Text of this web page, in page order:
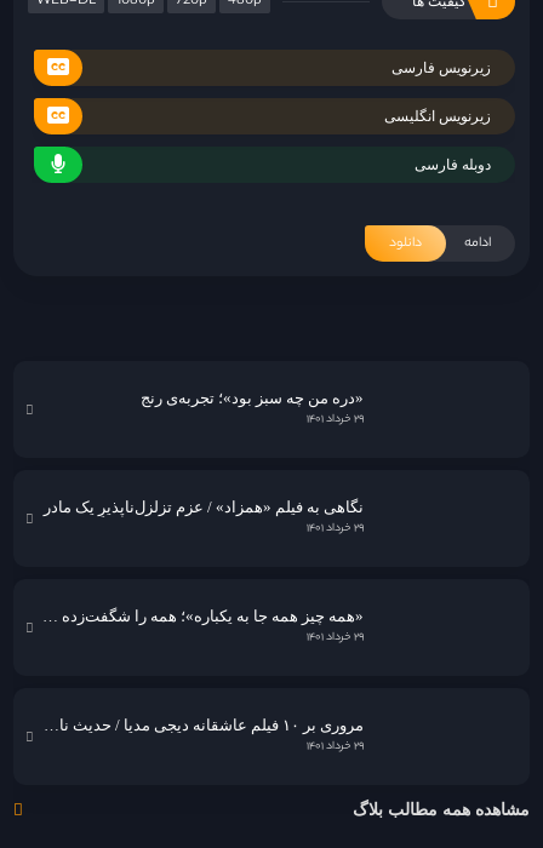
زیرنویس فارسی
زیرنویس انگلیسی
دوبله فارسی
ادامه دانلود
«دره من چه سبز بود»؛ تجربه‌ی رنج
۲۹ خرداد ۱۴۰۱
نگاهی به فيلم «همزاد» / عزمِ تزلزل‌ناپذیرِ یک مادر
۲۹ خرداد ۱۴۰۱
«همه چیز همه جا به یکباره»؛ همه را شگفت‌زده کرد!
۲۹ خرداد ۱۴۰۱
مروری بر ۱۰ فیلم عاشقانه دیجی مدیا / حدیث نامکرر عشق در قاب سینما
۲۹ خرداد ۱۴۰۱
مشاهده همه مطالب بلاگ